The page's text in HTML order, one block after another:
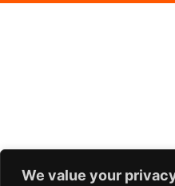
We value your